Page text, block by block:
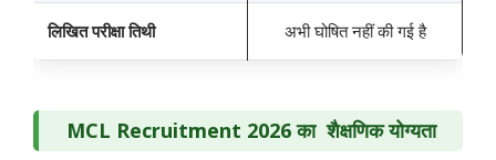
लिखित परीक्षा तिथी अभी घोषित नहीं की गई है
MCL Recruitment 2026 का शैक्षणिक योग्यता